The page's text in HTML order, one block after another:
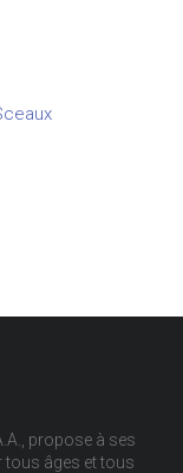
propose à ses
tous âges et tous